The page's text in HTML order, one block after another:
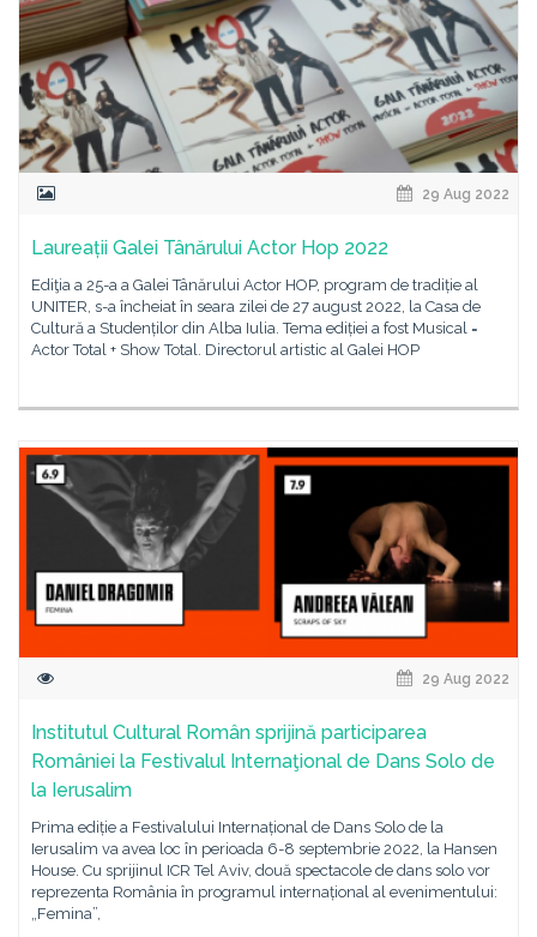
29 Aug 2022
Laureații Galei Tânărului Actor Hop 2022
Ediţia a 25-a a Galei Tânărului Actor HOP, program de tradiție al
UNITER, s-a încheiat în seara zilei de 27 august 2022, la Casa de
Cultură a Studenților din Alba Iulia. Tema ediției a fost Musical =
Actor Total + Show Total. Directorul artistic al Galei HOP
29 Aug 2022
Institutul Cultural Român sprijină participarea
României la Festivalul Internaţional de Dans Solo de
la Ierusalim
Prima ediție a Festivalului Internațional de Dans Solo de la
Ierusalim va avea loc în perioada 6-8 septembrie 2022, la Hansen
House. Cu sprijinul ICR Tel Aviv, două spectacole de dans solo vor
reprezenta România în programul internațional al evenimentului:
„Femina”,